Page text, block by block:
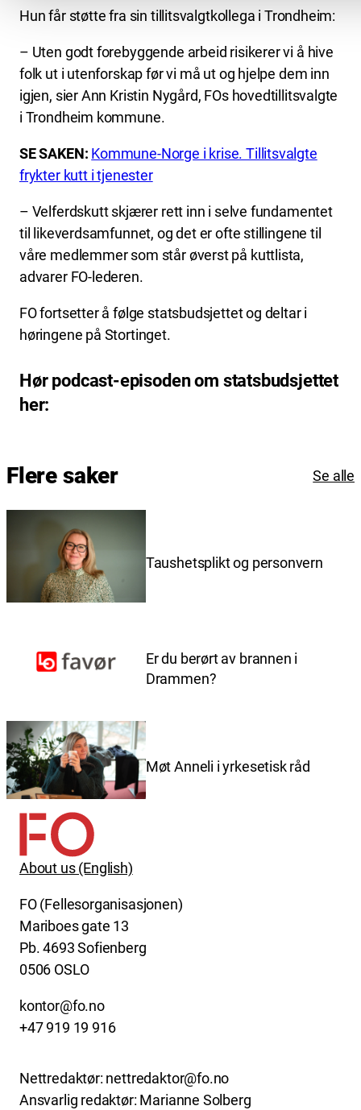
Hun får støtte fra sin tillitsvalgtkollega i Trondheim:
– Uten godt forebyggende arbeid risikerer vi å hive
folk ut i utenforskap før vi må ut og hjelpe dem inn
igjen, sier Ann Kristin Nygård, FOs hovedtillitsvalgte
i Trondheim kommune.
SE SAKEN: Kommune-Norge i krise. Tillitsvalgte
frykter kutt i tjenester
– Velferdskutt skjærer rett inn i selve fundamentet
til likeverdsamfunnet, og det er ofte stillingene til
våre medlemmer som står øverst på kuttlista,
advarer FO-lederen.
FO fortsetter å følge statsbudsjettet og deltar i
høringene på Stortinget.
Hør podcast-episoden om statsbudsjettet
her:
Flere saker Se alle
Taushetsplikt og personvern
Er du berørt av brannen i
Drammen?
Møt Anneli i yrkesetisk råd
About us (English)
FO (Fellesorganisasjonen)
Mariboes gate 13
Pb. 4693 Sofienberg
0506 OSLO
kontor@fo.no
+47 919 19 916
Nettredaktør: nettredaktor@fo.no
Ansvarlig redaktør: Marianne Solberg